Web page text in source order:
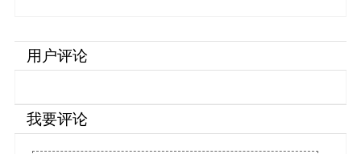
用户评论
我要评论